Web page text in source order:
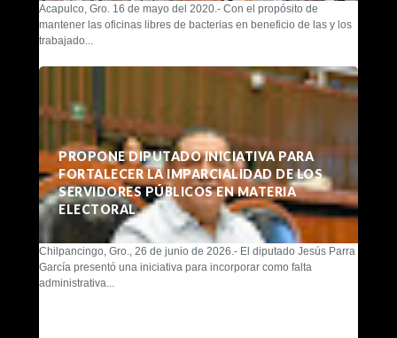
Acapulco, Gro. 16 de mayo del 2020.- Con el propósito de
mantener las oficinas libres de bacterias en beneficio de las y los
trabajado...
PROPONE DIPUTADO INICIATIVA PARA
FORTALECER LA IMPARCIALIDAD DE LOS
SERVIDORES PÚBLICOS EN MATERIA
ELECTORAL
Chilpancingo, Gro., 26 de junio de 2026.- El diputado Jesús Parra
García presentó una iniciativa para incorporar como falta
administrativa...